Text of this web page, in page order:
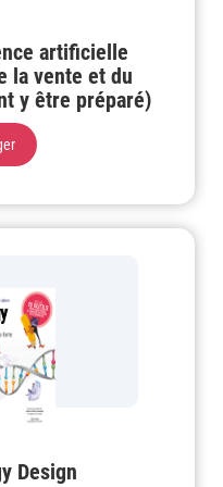
artificielle
la vente et du
y être préparé)
Design